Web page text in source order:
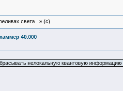
света...» (c)
40.000
нелокальную квантовую